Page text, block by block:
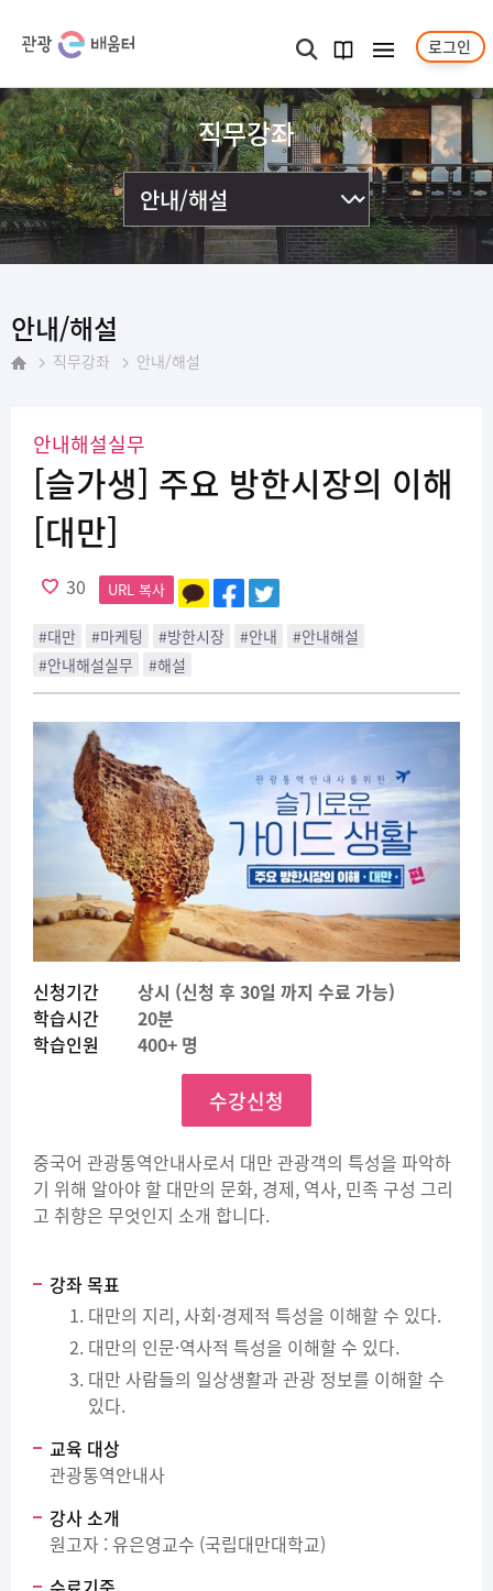
검색
과정
안내서
메뉴보기 로그인
직무강좌
안내/해설
직무강좌 안내/해설
안내해설실무
[슬가생] 주요 방한시장의 이해
[대만]
30 URL 복사
#대만 #마케팅 #방한시장 #안내
#안내해설
#안내해설실무
#해설
신청기간
상시 (신청 후 30일 까지 수료 가능)
학습시간
20분
학습인원
400+ 명
수강신청
중국어 관광통역안내사로서 대만 관광객의 특성을 파악하
기 위해 알아야 할 대만의 문화, 경제, 역사, 민족 구성 그리
고 취향은 무엇인지 소개 합니다.
강좌 목표
대만의 지리, 사회·경제적 특성을 이해할 수 있다.
대만의 인문·역사적 특성을 이해할 수 있다.
대만 사람들의 일상생활과 관광 정보를 이해할 수
있다.
교육 대상
관광통역안내사
강사 소개
원고자 : 유은영교수 (국립대만대학교)